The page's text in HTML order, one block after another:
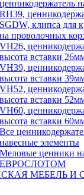
ценникодержатель
RH39,
SGDW, клипса для
на проволочных
VH26,
высота вставки
VH39,
высота вставки
VH52,
высота вставки
VH60,
высота вставки
Все
навесные элементы
Меловые ценники
ЕВРОСЛОТОМ
МЕБЕЛЬ И